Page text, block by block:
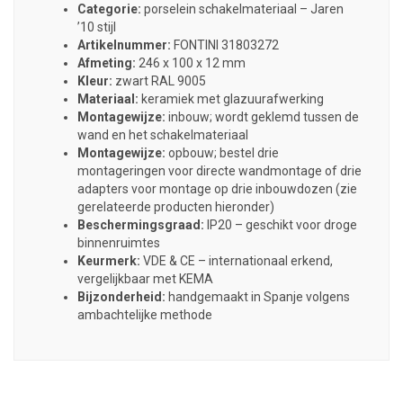
Categorie: porselein schakelmateriaal – Jaren
’10 stijl
Artikelnummer: FONTINI 31803272
Afmeting: 246 x 100 x 12 mm
Kleur: zwart RAL 9005
Materiaal: keramiek met glazuurafwerking
Montagewijze: inbouw; wordt geklemd tussen de
wand en het schakelmateriaal
Montagewijze: opbouw; bestel drie
montageringen voor directe wandmontage of drie
adapters voor montage op drie inbouwdozen (zie
gerelateerde producten hieronder)
Beschermingsgraad: IP20 – geschikt voor droge
binnenruimtes
Keurmerk: VDE & CE – internationaal erkend,
vergelijkbaar met KEMA
Bijzonderheid: handgemaakt in Spanje volgens
ambachtelijke methode